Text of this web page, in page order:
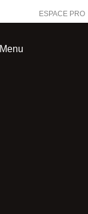
ESPACE PRO
Menu